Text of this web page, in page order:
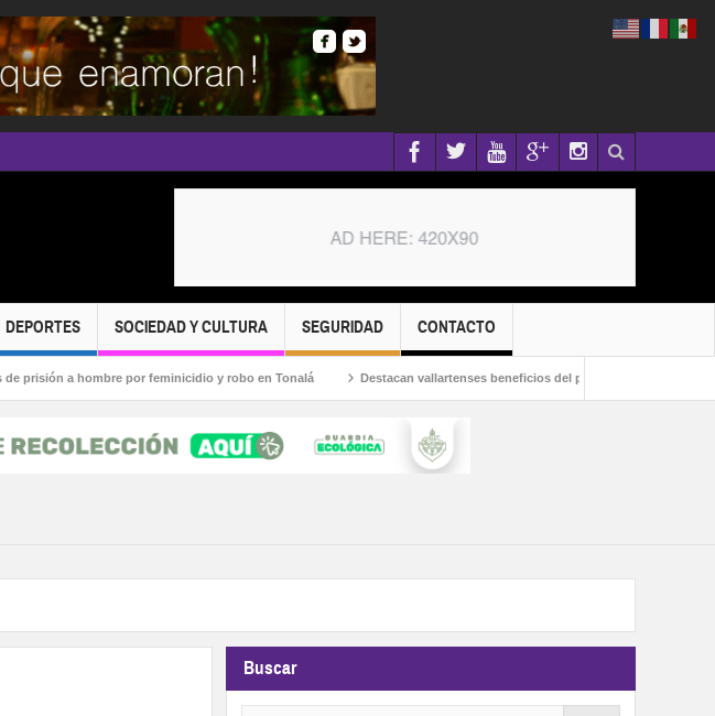
DEPORTES SOCIEDAD Y CULTURA SEGURIDAD CONTACTO
a hombre por feminicidio y robo en Tonalá Destacan vallartenses beneficios del programa “Desde las
Buscar